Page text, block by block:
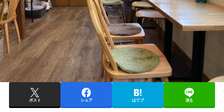
ポスト シェア はてブ 送る